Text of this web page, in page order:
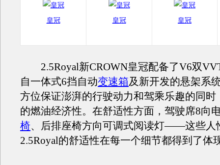
皇冠 皇冠 皇冠
2.5Royal新CROWN皇冠配备了V6双
自一体式6挡自动变速箱及新开发的悬架系
方位保证澎湃的行驶动力和驾乘乐趣的同时
的燃油经济性。在舒适性方面，驾驶席8向
椅、后排座椅方向可调式阅读灯——这些人
2.5Royal的舒适性在每一个细节都得到了体